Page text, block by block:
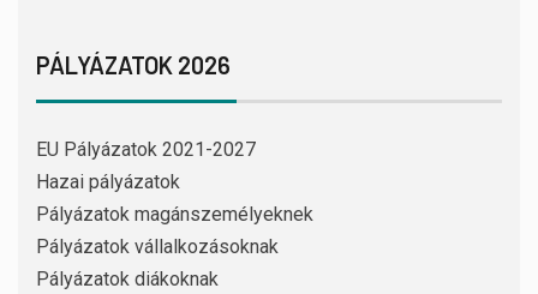
PÁLYÁZATOK 2026
EU Pályázatok 2021-2027
Hazai pályázatok
Pályázatok magánszemélyeknek
Pályázatok vállalkozásoknak
Pályázatok diákoknak